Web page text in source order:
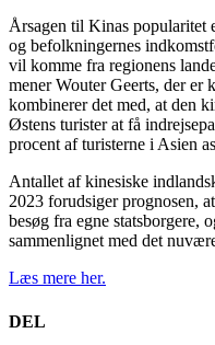
Årsagen til Kinas popularitet
og befolkningernes
vil komme fra regionens
mener Wouter Geerts, der er
kombinerer det med, at den
Østens turister at få
procent af turisterne i Asien
Antallet af kinesiske
2023 forudsiger prognosen,
besøg fra egne statsborgere,
sammenlignet med det
Læs mere her.
DEL